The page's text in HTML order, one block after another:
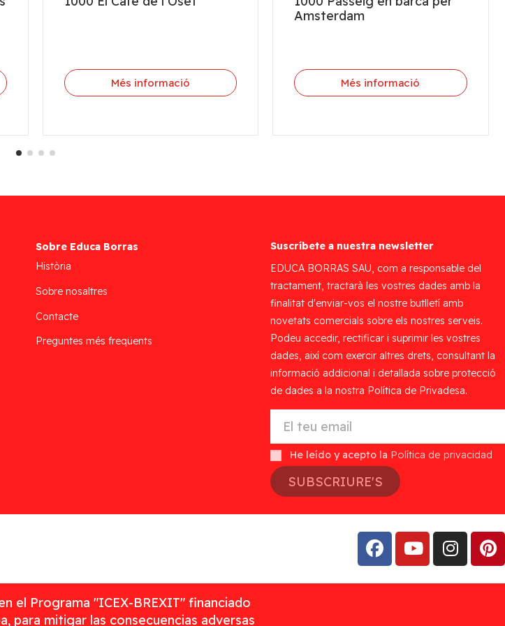
Més informació
Amsterdam
Més informació
Sobre Educa Borras
Història
Sobre nosaltres
Contacte
Preguntes més freqüents
Suscríbete a nuestra newsletter
EDUCA BORRAS SAU, com a responsable del
tractament, tractarà les vostres dades amb la
finalitat d'enviar-vos el nostre butlletí amb
novetats comercials sobre els nostres serveis.
Podeu accedir, rectificar i suprimir les vostres
dades, així com exercir altres drets, consultant la
informació addicional i detallada sobre protecció
de dades a la nostra Política de Privadesa.
He leído y acepto la Política de privacidad
SUBSCRIURE'S
el Programa "ICEX-BREXIT" financiado
para mitigar las consecuencias adversas